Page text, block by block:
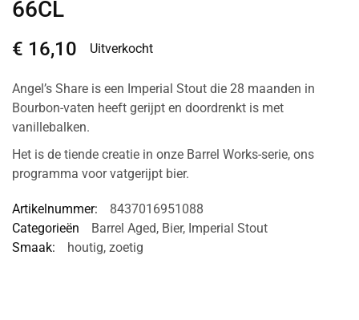
66CL
€ 16,10 Uitverkocht
Angel’s Share is een Imperial Stout die 28 maanden in
Bourbon-vaten heeft gerijpt en doordrenkt is met
vanillebalken.
Het is de tiende creatie in onze Barrel Works-serie, ons
programma voor vatgerijpt bier.
Artikelnummer:
8437016951088
Categorieën
Barrel Aged, Bier, Imperial Stout
Smaak:
houtig, zoetig